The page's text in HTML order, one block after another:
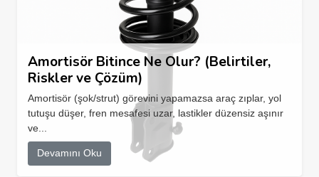
Amortisör Bitince Ne Olur? (Belirtiler,
Riskler ve Çözüm)
Amortisör (şok/strut) görevini yapamazsa araç zıplar, yol
tutuşu düşer, fren mesafesi uzar, lastikler düzensiz aşınır
ve...
Devamını Oku